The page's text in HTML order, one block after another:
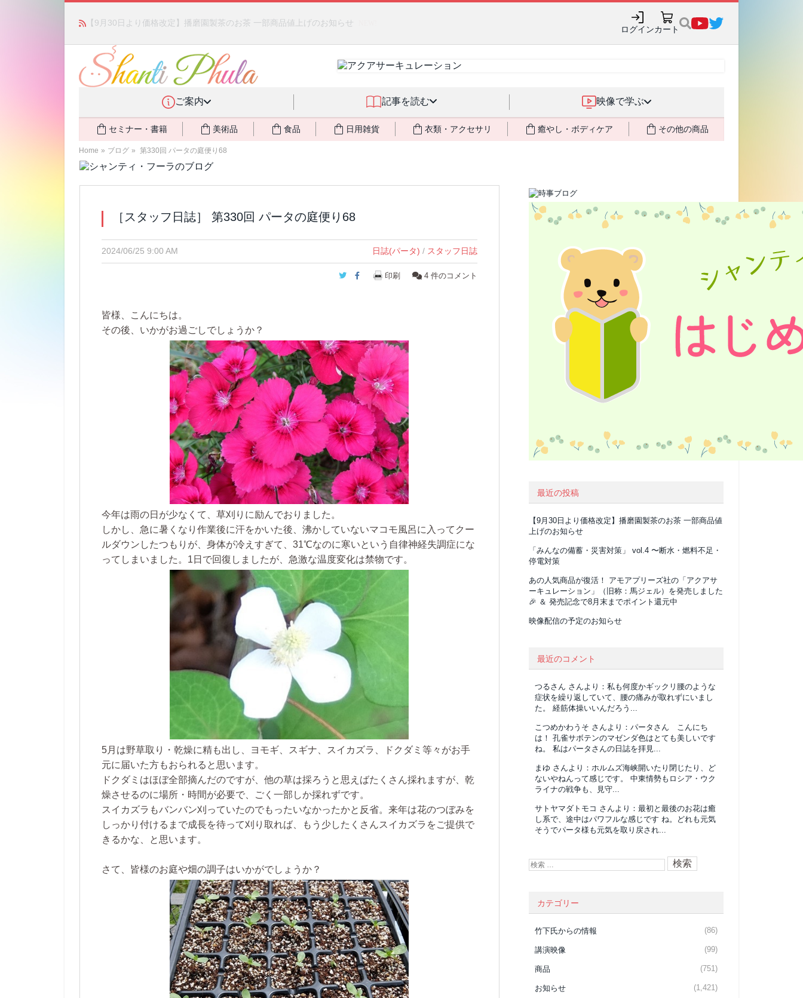
かつて愛されていた人気商品が復活！夏場に活躍するジェルクリーム「アクアサーキュレーション」💖🏖️ 8月末までの購入でポイント還元も✨
ログインカート
ご案内 記事を読む 映像で学ぶ
セミナー・書籍 美術品 食品 日用雑貨 衣類・アクセサリ 癒やし・ボディケア その他の商品
Home » ブログ » 第330回 パータの庭便り68
［スタッフ日誌］ 第330回 パータの庭便り68
2024/06/25 9:00 AM 日誌(パータ) / スタッフ日誌
Twitter
Facebook
印刷 4件のコメント
皆様、こんにちは。
その後、いかがお過ごしでしょうか？
今年は雨の日が少なくて、草刈りに励んでおりました。
しかし、急に暑くなり作業後に汗をかいた後、沸かしていないマコモ風呂に入ってクー
ルダウンしたつもりが、身体が冷えすぎて、31℃なのに寒いという自律神経失調症にな
ってしまいました。1日で回復しましたが、急激な温度変化は禁物です。
5月は野草取り・乾燥に精も出し、ヨモギ、スギナ、スイカズラ、ドクダミ等々がお手
元に届いた方もおられると思います。
ドクダミはほぼ全部摘んだのですが、他の草は採ろうと思えばたくさん採れますが、乾
燥させるのに場所・時間が必要で、ごく一部しか採れずです。
スイカズラもバンバン刈っていたのでもったいなかったかと反省。来年は花のつぼみを
しっかり付けるまで成長を待って刈り取れば、もう少したくさんスイカズラをご提供で
きるかな、と思います。
さて、皆様のお庭や畑の調子はいかがでしょうか？
最近の投稿
【9月30日より価格改定】播磨園製茶のお茶 一部商品値
上げのお知らせ
「みんなの備蓄・災害対策」 vol.4 〜断水・燃料不足・
停電対策
あの人気商品が復活！ アモアプリーズ社の「アクアサ
ーキュレーション」（旧称：馬ジェル）を発売しました
🎉 ＆ 発売記念で8月末までポイント還元中
映像配信の予定のお知らせ
最近のコメント
つるさん さんより： 私も何度かギックリ腰のような
症状を繰り返していて、腰の痛みが取れずにいまし
た。 経筋体操いいんだろう...
こつめかわうそ さんより： パータさん こんにち
は！ 孔雀サボテンのマゼンダ色はとても美しいです
ね。 私はパータさんの日誌を拝見...
まゆ さんより： ホルムズ海峡開いたり閉じたり、ど
ないやねんって感じです。 中東情勢もロシア・ウク
ライナの戦争も、見守...
サトヤマダトモコ さんより： 最初と最後のお花は癒
し系で、途中はパワフルな感じです ね。どれも元気
そうでパータ様も元気を取り戻され...
カテゴリー
竹下氏からの情報 (86)
講演映像 (99)
商品 (751)
お知らせ (1,421)